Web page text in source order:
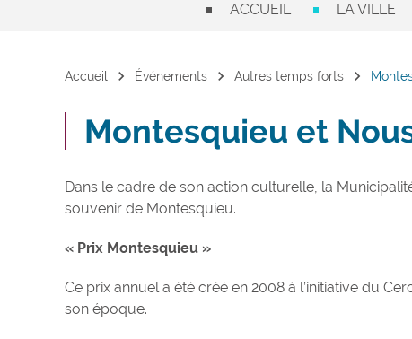
ACCUEIL LA VILLE
Accueil chevron_right Événements chevron_right Autres temps forts chevron_right
Montesquieu et
Dans le cadre de son action culturelle, la
souvenir de Montesquieu.
« Prix Montesquieu »
Ce prix annuel a été créé en 2008 à l’initiative du
son époque.